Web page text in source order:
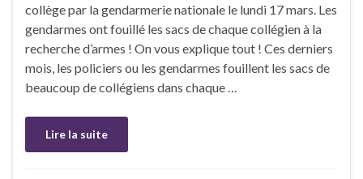
collège par la gendarmerie nationale le lundi 17 mars. Les
gendarmes ont fouillé les sacs de chaque collégien à la
recherche d’armes ! On vous explique tout ! Ces derniers
mois, les policiers ou les gendarmes fouillent les sacs de
beaucoup de collégiens dans chaque …
Lire la suite